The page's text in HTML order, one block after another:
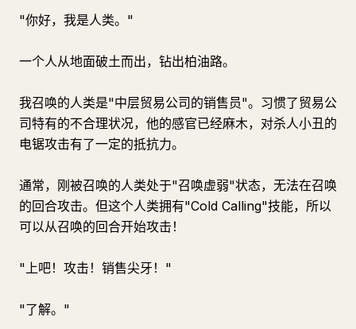
"你好，我是人类。"
一个人从地面破土而出，钻出柏油路。
我召唤的人类是"中层贸易公司的销售员"。习惯了贸易公
司特有的不合理状况，他的感官已经麻木，对杀人小丑的
电锯攻击有了一定的抵抗力。
通常，刚被召唤的人类处于"召唤虚弱"状态，无法在召唤
的回合攻击。但这个人类拥有"Cold Calling"技能，所以
可以从召唤的回合开始攻击！
"上吧！攻击！销售尖牙！"
"了解。"